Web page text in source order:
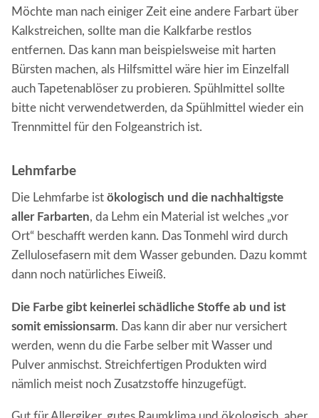
Möchte man nach einiger Zeit eine andere Farbart über
Kalkstreichen, sollte man die Kalkfarbe restlos
entfernen. Das kann man beispielsweise mit harten
Bürsten machen, als Hilfsmittel wäre hier im Einzelfall
auch Tapetenablöser zu probieren. Spühlmittel sollte
bitte nicht verwendetwerden, da Spühlmittel wieder ein
Trennmittel für den Folgeanstrich ist.
Lehmfarbe
Die Lehmfarbe ist ökologisch und die nachhaltigste
aller Farbarten, da Lehm ein Material ist welches „vor
Ort“ beschafft werden kann. Das Tonmehl wird durch
Zellulosefasern mit dem Wasser gebunden. Dazu kommt
dann noch natürliches Eiweiß.
Die Farbe gibt keinerlei schädliche Stoffe ab und ist
somit emissionsarm. Das kann dir aber nur versichert
werden, wenn du die Farbe selber mit Wasser und
Pulver anmischst. Streichfertigen Produkten wird
nämlich meist noch Zusatzstoffe hinzugefügt.